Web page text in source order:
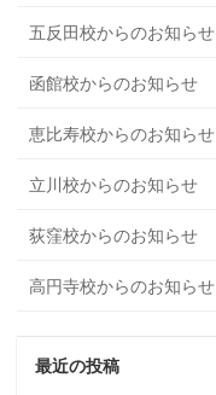
五反田校からのお知らせ
函館校からのお知らせ
恵比寿校からのお知らせ
立川校からのお知らせ
荻窪校からのお知らせ
高円寺校からのお知らせ
最近の投稿